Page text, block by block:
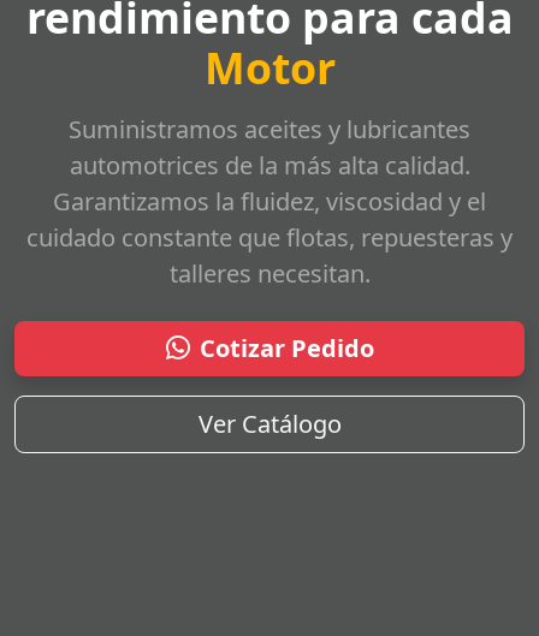
rendimiento para cada
Motor
Suministramos aceites y lubricantes
automotrices de la más alta calidad.
Garantizamos la fluidez, viscosidad y el
cuidado constante que flotas, repuesteras y
talleres necesitan.
Cotizar Pedido
Ver Catálogo